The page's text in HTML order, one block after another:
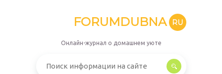
FORUMDUBNA RU
Онлайн-журнал о домашнем уюте